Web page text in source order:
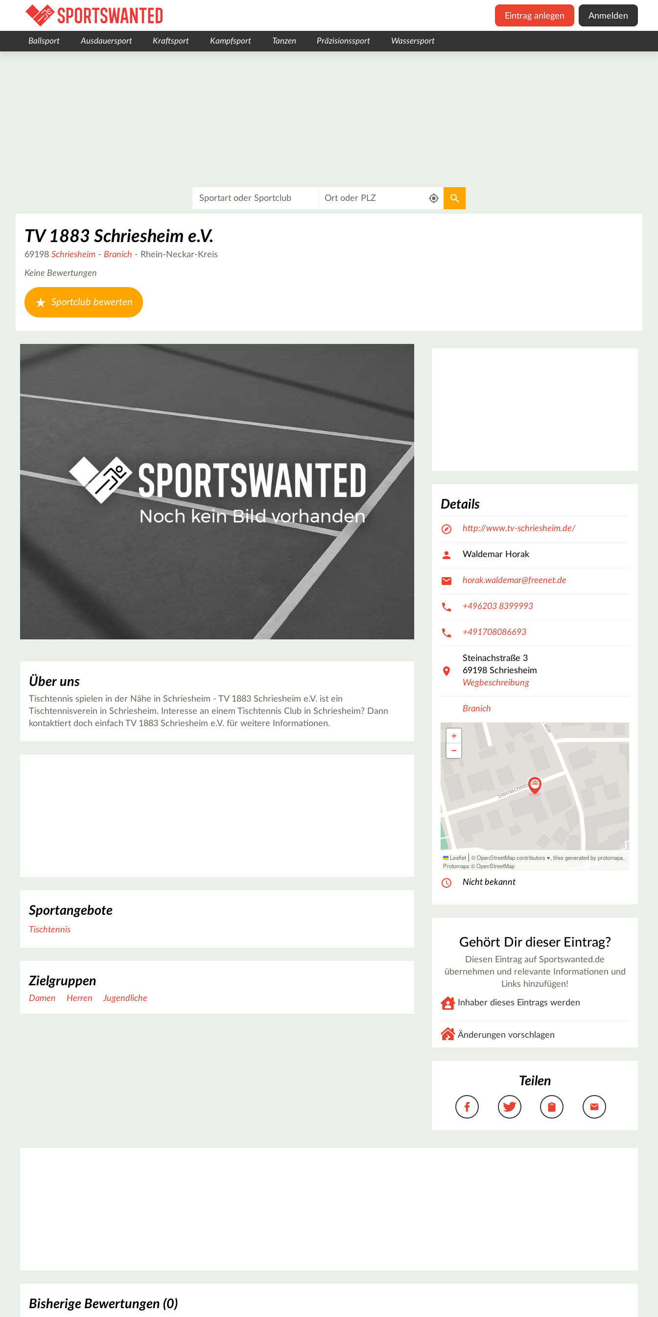
Eintrag anlegen Anmelden
Ballsport Ausdauersport Kraftsport Kampfsport Tanzen Präzisionssport Wassersport
Aktuellen Standort verwenden
TV 1883 Schriesheim e.V.
69198 Schriesheim - Branich - Rhein-Neckar-Kreis
Keine Bewertungen
Sportclub bewerten
Über uns
Tischtennis spielen in der Nähe in Schriesheim - TV 1883 Schriesheim e.V. ist ein
Tischtennisverein in Schriesheim. Interesse an einem Tischtennis Club in Schriesheim? Dann
kontaktiert doch einfach TV 1883 Schriesheim e.V. für weitere Informationen.
Sportangebote
Tischtennis
Zielgruppen
Damen Herren Jugendliche
Details
http://www.tv-schriesheim.de/
Waldemar Horak
horak.waldemar@freenet.de
+496203 8399993
+491708086693
Steinachstraße 3
69198 Schriesheim
Wegbeschreibung
Branich
+
−
Leaflet | © OpenStreetMap contributors ♥,tiles generated by protomaps,
Protomaps ©OpenStreetMap
Nicht bekannt
Gehört Dir dieser Eintrag?
Diesen Eintrag auf Sportswanted.de
übernehmen und relevante Informationen und
Links hinzufügen!
Inhaber dieses Eintrags werden
Änderungen vorschlagen
Teilen
Bisherige Bewertungen (0)